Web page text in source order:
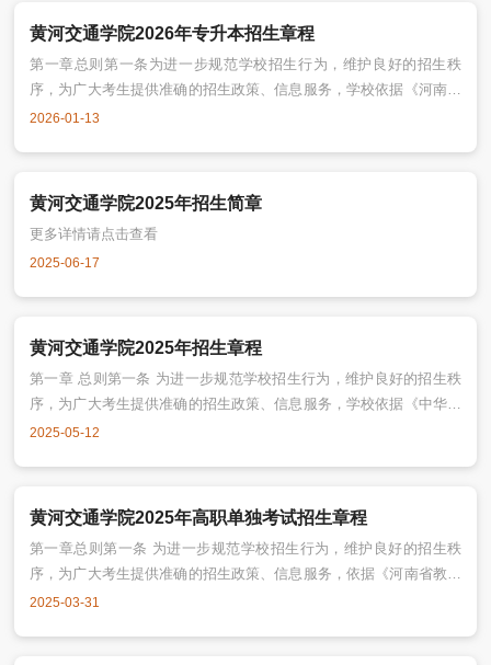
次招生工作。第三条 学校招生工作贯彻“公平、公开、公正、严格程
序、择优录取、接受监督
黄河交通学院2026年专升本招生章程
第一章总则第一条为进一步规范学校招生行为，维护良好的招生秩
序，为广大考生提供准确的招生政策、信息服务，学校依据《河南省
教育厅河南省退役军人事务厅河南省军区动员局关于做好2026年普通
学院普通全日制专升本层次招生工作。第三条学校招生工作贯彻“严格
程序、择优录取、接受
2026-01-13
黄河交通学院2025年招生简章
更多详情请点击查看
2025-06-17
黄河交通学院2025年招生章程
第一章 总则第一条 为进一步规范学校招生行为，维护良好的招生秩
序，为广大考生提供准确的招生政策、信息服务，学校依据《中华人
民共和国教育法》《中华人民共和国高等教育法》和教育部有关规
平、公开、公正、严格程序、择优录取、接受监督”的原则，接受纪检
监察部门、新闻媒体、考生及家长的监
2025-05-12
黄河交通学院2025年高职单独考试招生章程
第一章总则第一条 为进一步规范学校招生行为，维护良好的招生秩
序，为广大考生提供准确的招生政策、信息服务，依据《河南省教育
厅关于做好2025年高等职业教育单独考试招生和技能拔尖入学工作的
2025-03-31